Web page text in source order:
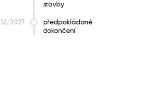
stavby
předpokládané
dokončení
12/2027